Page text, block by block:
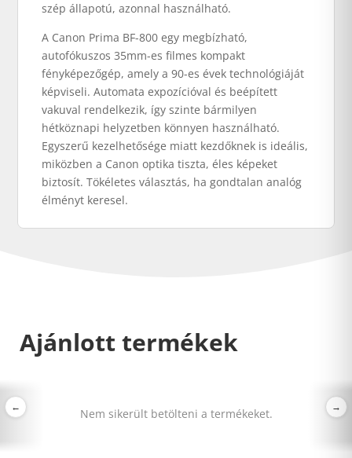
szép állapotú, azonnal használható.
A Canon Prima BF-800 egy megbízható,
autofókuszos 35mm-es filmes kompakt
fényképezőgép, amely a 90-es évek technológiáját
képviseli. Automata expozícióval és beépített
vakuval rendelkezik, így szinte bármilyen
hétköznapi helyzetben könnyen használható.
Egyszerű kezelhetősége miatt kezdőknek is ideális,
miközben a Canon optika tiszta, éles képeket
biztosít. Tökéletes választás, ha gondtalan analóg
élményt keresel.
Ajánlott termékek
← →
Nem sikerült betölteni a termékeket.